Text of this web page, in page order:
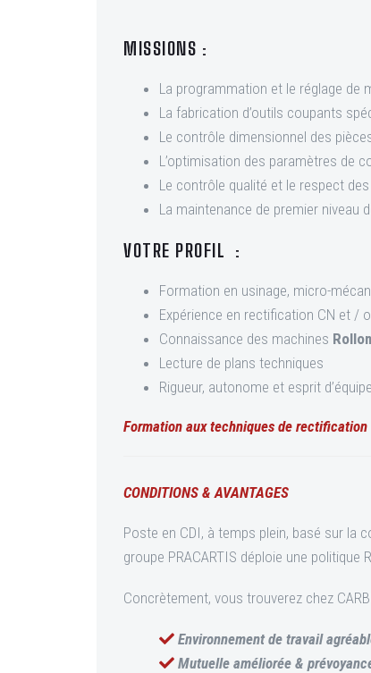
MISSIONS :
La programmation et le réglage de
La fabrication d’outils coupants
Le contrôle dimensionnel des
L’optimisation des paramètres de
Le contrôle qualité et le respect
La maintenance de premier niveau
VOTRE PROFIL :
Formation en usinage, micro-
Expérience en rectification CN et /
Connaissance des machines
Lecture de plans techniques
Rigueur, autonome et esprit d’équipe
Formation aux techniques de rectification
CONDITIONS & AVANTAGES
Poste en CDI, à temps plein, basé sur la
groupe PRACARTIS déploie une
Concrètement, vous trouverez chez
Environnement de travail
Mutuelle améliorée &